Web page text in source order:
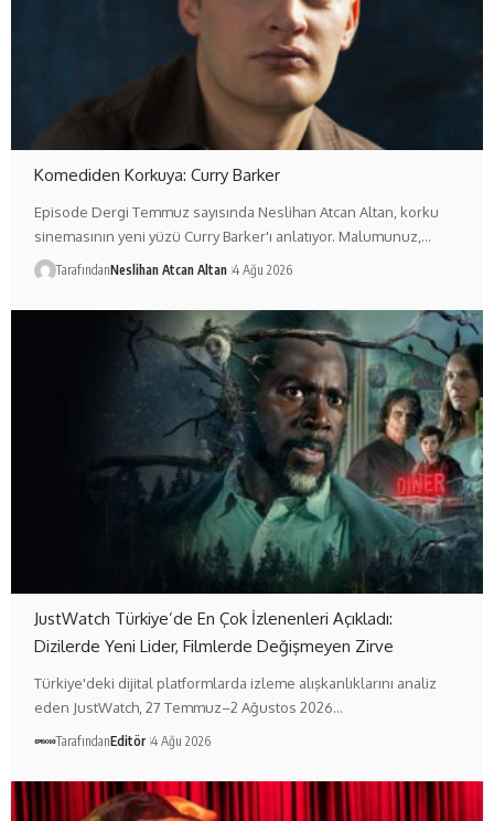
Komediden Korkuya: Curry Barker
Episode Dergi Temmuz sayısında Neslihan Atcan Altan, korku
sinemasının yeni yüzü Curry Barker'ı anlatıyor. Malumunuz,…
TarafındanNeslihan Atcan Altan 4 Ağu 2026
JustWatch Türkiye’de En Çok İzlenenleri Açıkladı:
Dizilerde Yeni Lider, Filmlerde Değişmeyen Zirve
Türkiye'deki dijital platformlarda izleme alışkanlıklarını analiz
eden JustWatch, 27 Temmuz–2 Ağustos 2026…
TarafındanEditör 4 Ağu 2026